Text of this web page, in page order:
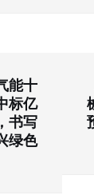
能十
标亿
书写
绿色